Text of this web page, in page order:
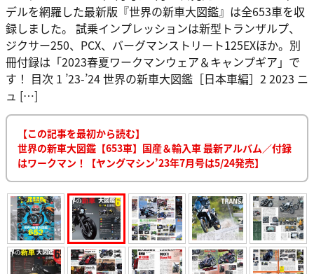
デルを網羅した最新版『世界の新車大図鑑』は全653車を収
録しました。 試乗インプレッションは新型トランザルプ、
ジクサー250、PCX、バーグマンストリート125EXほか。別
冊付録は「2023春夏ワークマンウェア＆キャンプギア」で
す！ 目次 1 ’23-’24 世界の新車大図鑑［日本車編］2 2023 ニ
ュ […]
【この記事を最初から読む】
世界の新車大図鑑【653車】国産＆輸入車 最新アルバム／付録
はワークマン！【ヤングマシン’23年7月号は5/24発売】